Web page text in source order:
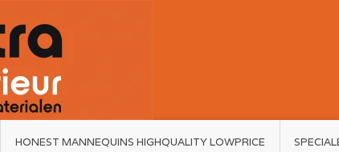
HONEST MANNEQUINS HIGHQUALITY LOWPRICE